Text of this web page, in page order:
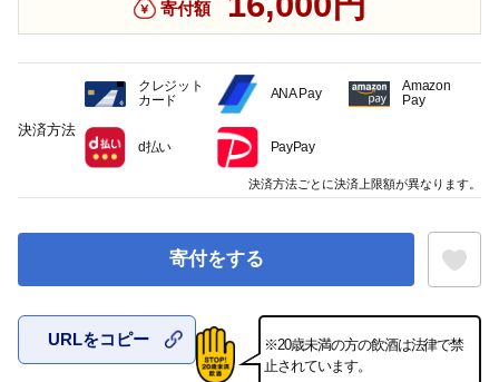
寄付額
寄付をする
お気に入
URLをコピー
※20歳未満の方の飲酒は法律で禁
止されています。
決済方法
クレジット
カード
ANA Pay
Amazon
Pay
d払い PayPay
決済方法ごとに決済上限額が異なります。